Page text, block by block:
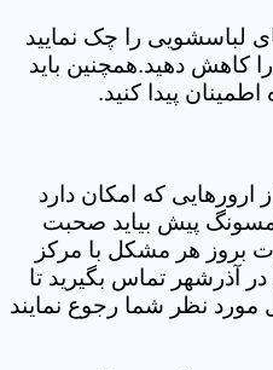
لباسشویی را چک نمایید
کاهش دهید.همچنین باید
پیدا کنید.
ارورهایی که امکان دارد
پیش بیاید صحبت
بروز هر مشکل با مرکز
آذرشهر تماس بگیرید تا
نظر شما رجوع نمایند